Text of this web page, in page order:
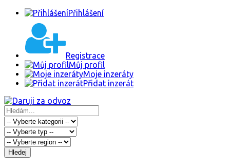
Přihlášení
Registrace
Můj profil
Moje inzeráty
Přidat inzerát
Hledej